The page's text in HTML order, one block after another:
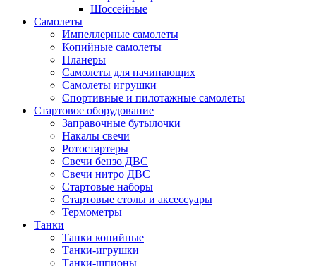
Шоссейные
Самолеты
Импеллерные самолеты
Копийные самолеты
Планеры
Самолеты для начинающих
Самолеты игрушки
Спортивные и пилотажные самолеты
Стартовое оборудование
Заправочные бутылочки
Накалы свечи
Ротостартеры
Свечи бензо ДВС
Свечи нитро ДВС
Стартовые наборы
Стартовые столы и аксессуары
Термометры
Танки
Танки копийные
Танки-игрушки
Танки-шпионы